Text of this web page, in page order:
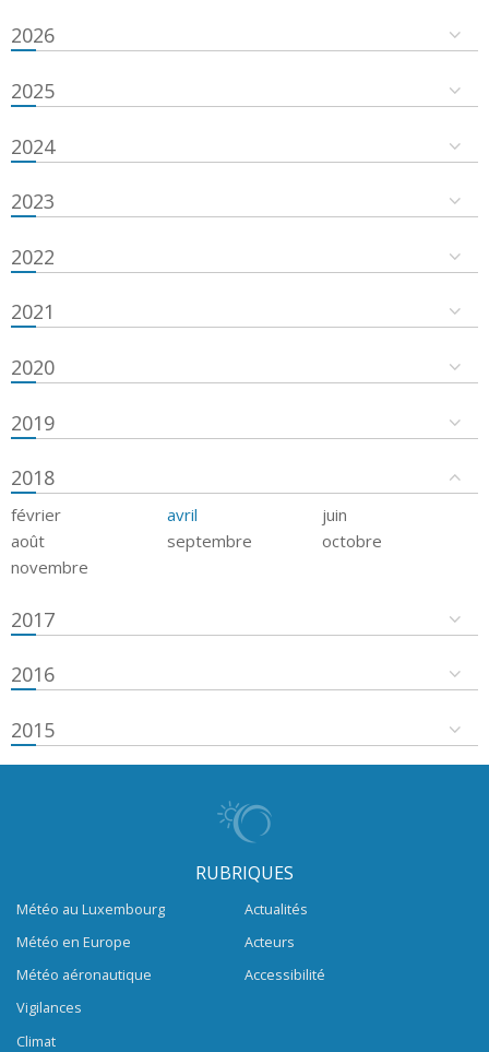
2026
2025
2024
2023
2022
2021
2020
2019
2018
février avril
juin
août
septembre
octobre
novembre
2017
2016
2015
RUBRIQUES
Météo au Luxembourg
Météo en Europe
Météo aéronautique
Vigilances
Climat
Actualités
Acteurs
Accessibilité